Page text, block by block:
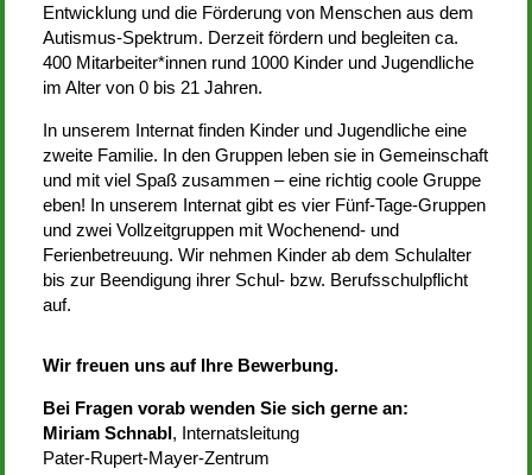
Entwicklung und die Förderung von Menschen aus dem
Autismus-Spektrum. Derzeit fördern und begleiten ca.
400 Mitarbeiter*innen rund 1000 Kinder und Jugendliche
im Alter von 0 bis 21 Jahren.
In unserem Internat finden Kinder und Jugendliche eine
zweite Familie. In den Gruppen leben sie in Gemeinschaft
und mit viel Spaß zusammen – eine richtig coole Gruppe
eben! In unserem Internat gibt es vier Fünf-Tage-Gruppen
und zwei Vollzeitgruppen mit Wochenend- und
Ferienbetreuung. Wir nehmen Kinder ab dem Schulalter
bis zur Beendigung ihrer Schul- bzw. Berufsschulpflicht
auf.
Wir freuen uns auf Ihre Bewerbung.
Bei Fragen vorab wenden Sie sich gerne an:
Miriam Schnabl, Internatsleitung
Pater-Rupert-Mayer-Zentrum